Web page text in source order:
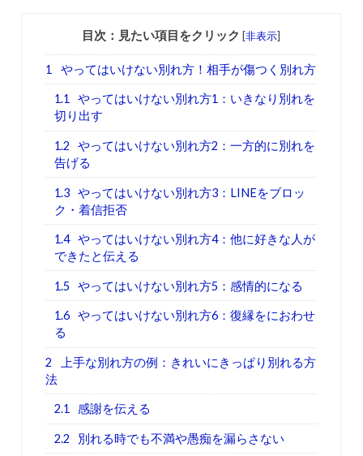
目次：見たい項目をクリック [非表示]
1 やってはいけない別れ方！相手が傷つく別れ方
1.1
やってはいけない別れ方1：いきなり別れを
切り出す
1.2
やってはいけない別れ方2：一方的に別れを
告げる
1.3
やってはいけない別れ方3：LINEをブロッ
ク・着信拒否
1.4
やってはいけない別れ方4：他に好きな人が
できたと伝える
1.5 やってはいけない別れ方5：感情的になる
1.6
やってはいけない別れ方6：復縁をにおわせ
る
2
上手な別れ方の例：きれいにきっぱり別れる方
法
2.1 感謝を伝える
2.2 別れる時でも不満や愚痴を漏らさない